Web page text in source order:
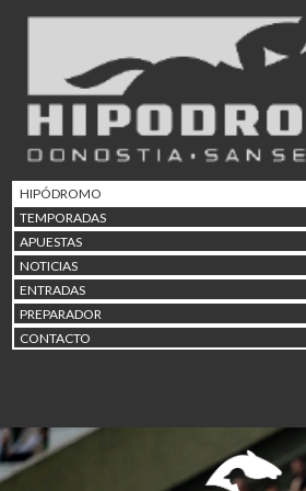
HIPÓDROMO
TEMPORADAS
APUESTAS
NOTICIAS
ENTRADAS
PREPARADOR
CONTACTO
02/08 17:30
12/08 12:24
15/08 17:05
23/08 17:30
30/08 17:30
02/09 11:15
06/09 17:30
30/09 11:30